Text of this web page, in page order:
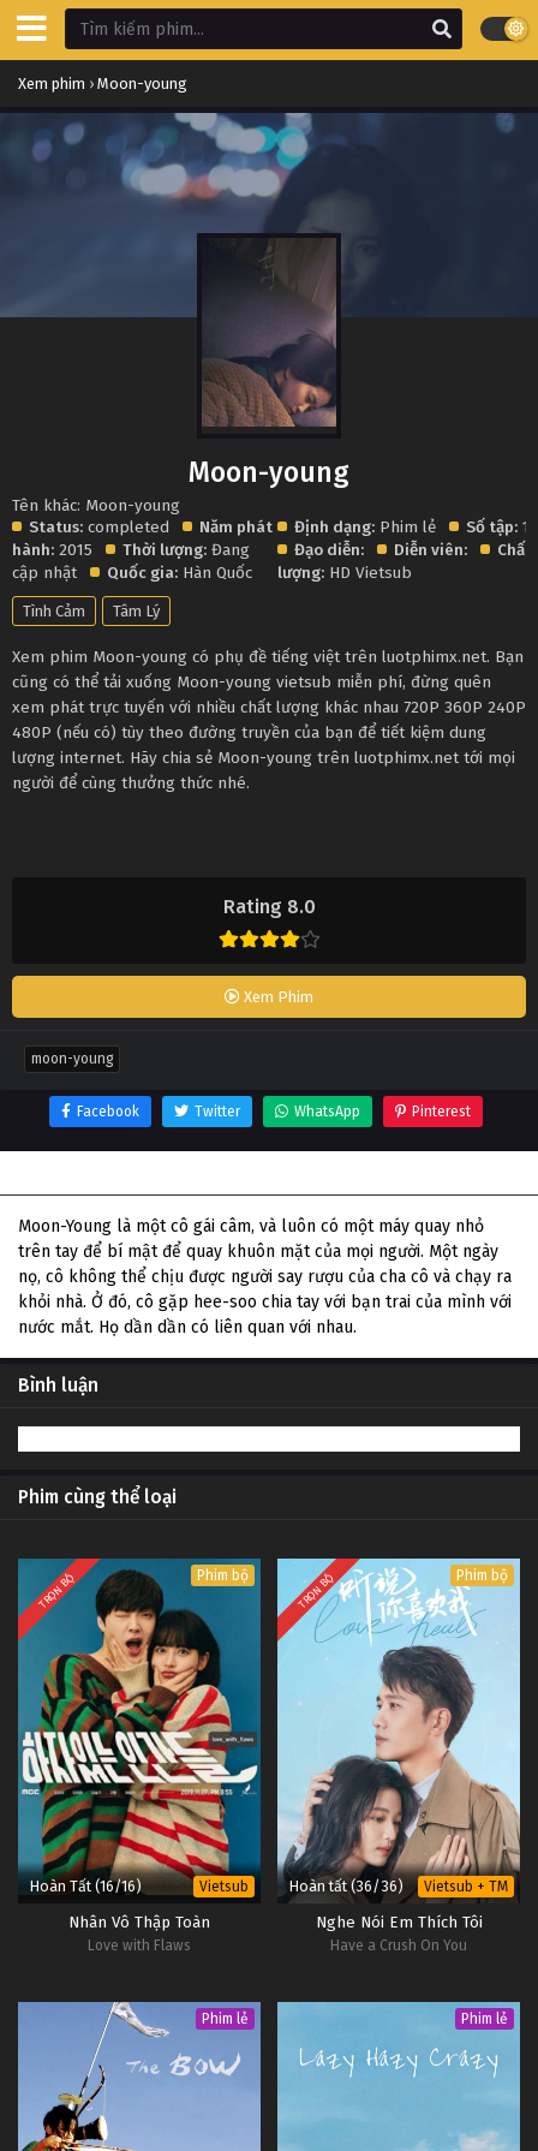
Xem phim › Moon-young
Rating 8.0
Xem Phim
Moon-young
Tên khác: Moon-young
Status: completed
Năm phát
hành: 2015 Thời lượng: Đang
cập nhật
Quốc gia: Hàn Quốc
Định dạng: Phim lẻ Số tập: 1
Đạo diễn:
Diễn viên:
Chất
lượng: HD Vietsub
Tình Cảm Tâm Lý
Xem phim Moon-young có phụ đề tiếng việt trên luotphimx.net. Bạn
cũng có thể tải xuống Moon-young vietsub miễn phí, đừng quên
xem phát trực tuyến với nhiều chất lượng khác nhau 720P 360P 240P
480P (nếu có) tùy theo đường truyền của bạn để tiết kiệm dung
lượng internet. Hãy chia sẻ Moon-young trên luotphimx.net tới mọi
người để cùng thưởng thức nhé.
moon-young
Facebook Twitter WhatsApp Pinterest
Moon-Young là một cô gái câm, và luôn có một máy quay nhỏ
trên tay để bí mật để quay khuôn mặt của mọi người. Một ngày
nọ, cô không thể chịu được người say rượu của cha cô và chạy ra
khỏi nhà. Ở đó, cô gặp hee-soo chia tay với bạn trai của mình với
nước mắt. Họ dần dần có liên quan với nhau.
Bình luận
Phim cùng thể loại
TRỌN BỘ Phim bộ
Hoàn Tất (16/16) Vietsub
Nhân Vô Thập Toàn
Love with Flaws
TRỌN BỘ Phim bộ
Hoàn tất (36/36) Vietsub + TM
Nghe Nói Em Thích Tôi
Have a Crush On You
Phim lẻ Phim lẻ